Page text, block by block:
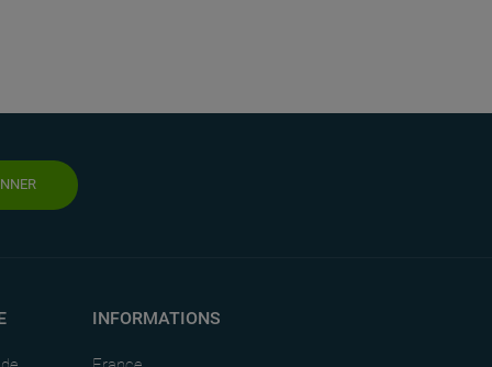
INFORMATIONS